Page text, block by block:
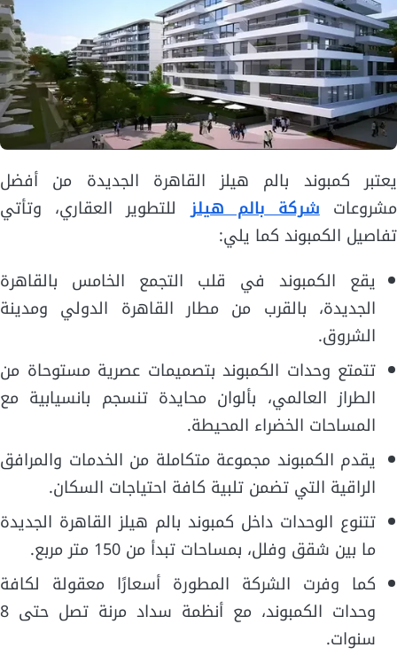
يعتبر كمبوند بالم هيلز القاهرة الجديدة من أفضل
مشروعاتشركة بالم هيلزللتطوير العقاري، وتأتي
تفاصيل الكمبوند كما يلي:
يقع الكمبوند في قلب التجمع الخامس بالقاهرة
الجديدة، بالقرب من مطار القاهرة الدولي ومدينة
الشروق.
تتمتع وحدات الكمبوند بتصميمات عصرية مستوحاة من
الطراز العالمي، بألوان محايدة تنسجم بانسيابية مع
المساحات الخضراء المحيطة.
يقدم الكمبوند مجموعة متكاملة من الخدمات والمرافق
الراقية التي تضمن تلبية كافة احتياجات السكان.
تتنوع الوحدات داخل كمبوند بالم هيلز القاهرة الجديدة
ما بين شقق وفلل، بمساحات تبدأ من 150 متر مربع.
كما وفرت الشركة المطورة أسعارًا معقولة لكافة
وحدات الكمبوند، مع أنظمة سداد مرنة تصل حتى 8
سنوات.